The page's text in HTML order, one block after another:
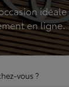
idéale
en ligne.
vous ?